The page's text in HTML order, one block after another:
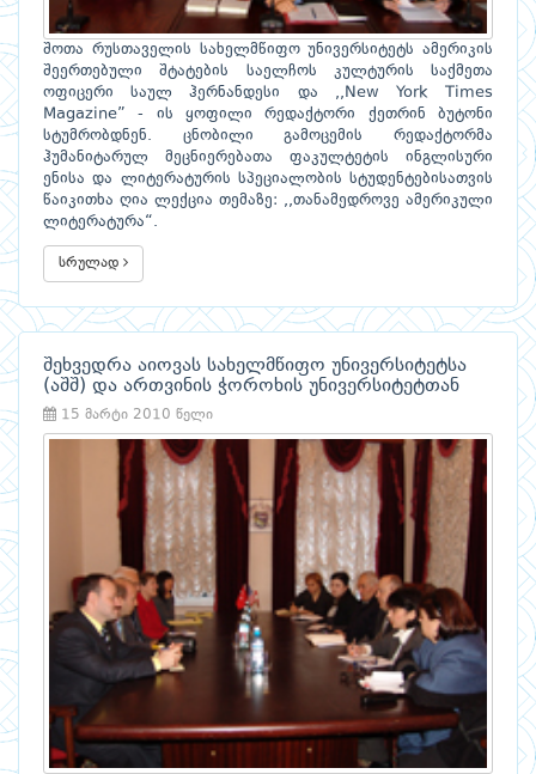
შოთა რუსთაველის სახელმწიფო უნივერსიტეტს ამერიკის
შეერთებული შტატების საელჩოს კულტურის საქმეთა
ოფიცერი საულ ჰერნანდესი და ,,New York Times
Magazine” - ის ყოფილი რედაქტორი ქეთრინ ბუტონი
სტუმრობდნენ. ცნობილი გამოცემის რედაქტორმა
ჰუმანიტარულ მეცნიერებათა ფაკულტეტის ინგლისური
ენისა და ლიტერატურის სპეციალობის სტუდენტებისათვის
წაიკითხა ღია ლექცია თემაზე: ,,თანამედროვე ამერიკული
ლიტერატურა“.
სრულად
შეხვედრა აიოვას სახელმწიფო უნივერსიტეტსა
(აშშ) და ართვინის ჭოროხის უნივერსიტეტთან
15 მარტი 2010 წელი